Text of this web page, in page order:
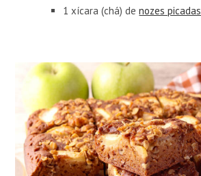
1 xícara (chá) denozes picadas